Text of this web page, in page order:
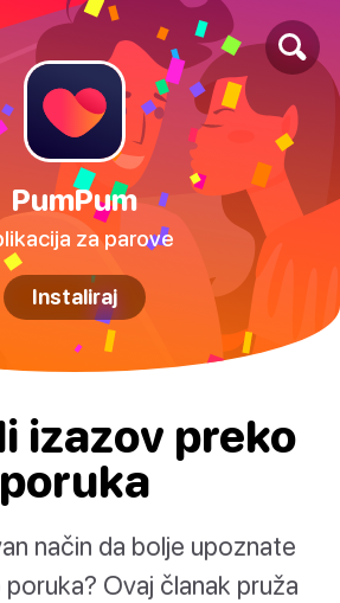
PumPum
za parove
Instaliraj
izazov preko
poruka
način da bolje upoznate
Ovaj članak pruža